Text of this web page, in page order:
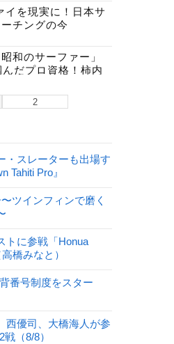
2
イを現実に！日本サ
チングの今
和のサーファー」
だプロ資格！柿内
様
・スレーターも出場す
Tahiti Pro』
〜ツインフィンで磨く
トに参戦「Honua
橋みなと）
番号制度をスター
西優司、大橋海人が参
（8/8）